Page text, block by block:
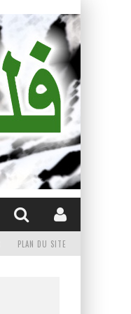
PLAN DU SITE